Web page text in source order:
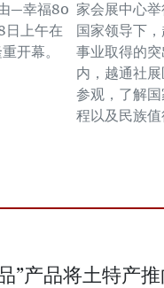
—幸福80
日上午在
开幕。
家会展中心
国家领导下
事业取得的
内，越通社
参观，了解
程以及民族值
”产品将土特产